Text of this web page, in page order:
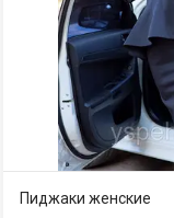
Пиджаки женские